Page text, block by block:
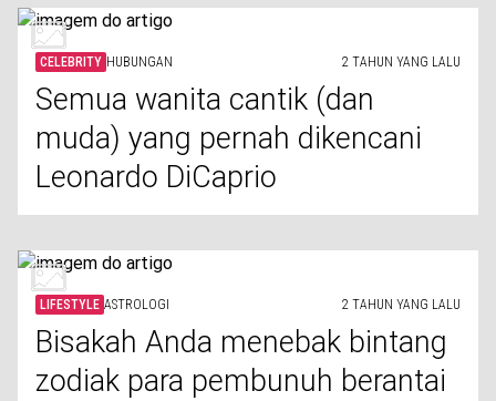
CELEBRITY HUBUNGAN 2 TAHUN YANG LALU
Semua wanita cantik (dan
muda) yang pernah dikencani
Leonardo DiCaprio
LIFESTYLE ASTROLOGI 2 TAHUN YANG LALU
Bisakah Anda menebak bintang
zodiak para pembunuh berantai